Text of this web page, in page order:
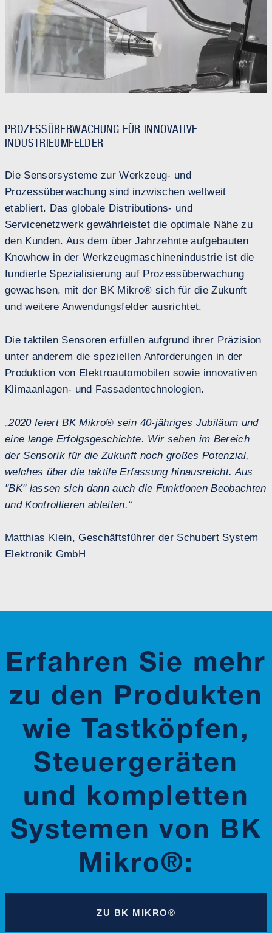
PROZESSÜBERWACHUNG FÜR INNOVATIVE
INDUSTRIEUMFELDER
Die Sensorsysteme zur Werkzeug- und
Prozessüberwachung sind inzwischen weltweit
etabliert. Das globale Distributions- und
Servicenetzwerk gewährleistet die optimale Nähe zu
den Kunden. Aus dem über Jahrzehnte aufgebauten
Knowhow in der Werkzeugmaschinenindustrie ist die
fundierte Spezialisierung auf Prozessüberwachung
gewachsen, mit der BK Mikro® sich für die Zukunft
und weitere Anwendungsfelder ausrichtet.
Die taktilen Sensoren erfüllen aufgrund ihrer Präzision
unter anderem die speziellen Anforderungen in der
Produktion von Elektroautomobilen sowie innovativen
Klimaanlagen- und Fassadentechnologien.
„2020 feiert BK Mikro® sein 40-jähriges Jubiläum und
eine lange Erfolgsgeschichte. Wir sehen im Bereich
der Sensorik für die Zukunft noch großes Potenzial,
welches über die taktile Erfassung hinausreicht. Aus
"BK" lassen sich dann auch die Funktionen Beobachten
und Kontrollieren ableiten.“
Matthias Klein, Geschäftsführer der Schubert System
Elektronik GmbH
Erfahren Sie mehr
zu den Produkten
wie Tastköpfen,
Steuergeräten
und kompletten
Systemen von BK
Mikro®:
ZU BK MIKRO®